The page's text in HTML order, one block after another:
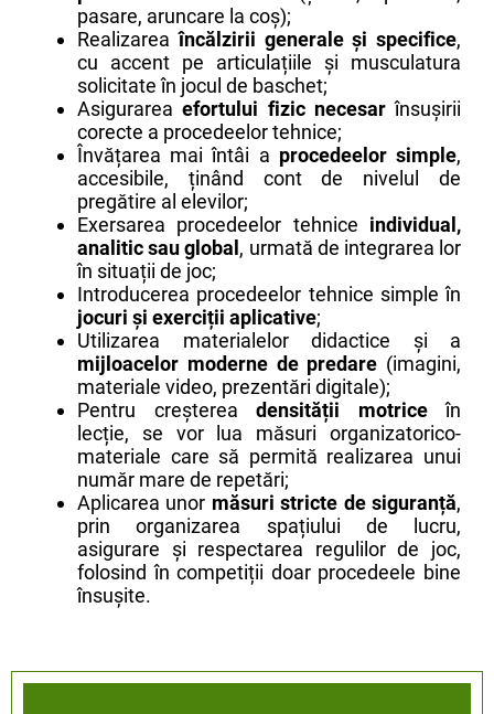
pasare, aruncare la coș);
Realizareaîncălzirii generale și specifice,
cu accent pe articulațiile și musculatura
solicitate în jocul de baschet;
Asigurareaefortului fizic necesarînsușirii
corecte a procedeelor tehnice;
Învățarea mai întâi a procedeelor simple,
accesibile, ținând cont de nivelul de
pregătire al elevilor;
Exersarea procedeelor tehnice individual,
analitic sau global , urmată de integrarea lor
în situații de joc;
Introducerea procedeelor tehnice simple în
jocuri și exerciții aplicative;
Utilizarea materialelor didactice și a
mijloacelor moderne de predare (imagini,
materiale video, prezentări digitale);
Pentru creșterea densității motriceîn
lecție, se vor lua măsuri organizatorico-
materiale care să permită realizarea unui
număr mare de repetări;
Aplicarea unor măsuri stricte de siguranță,
prin organizarea spațiului de lucru,
asigurare și respectarea regulilor de joc,
folosind în competiții doar procedeele bine
însușite.